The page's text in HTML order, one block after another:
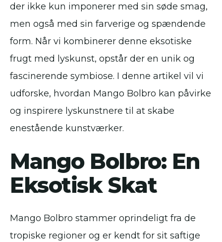
der ikke kun imponerer med sin søde smag,
men også med sin farverige og spændende
form. Når vi kombinerer denne eksotiske
frugt med lyskunst, opstår der en unik og
fascinerende symbiose. I denne artikel vil vi
udforske, hvordan Mango Bolbro kan påvirke
og inspirere lyskunstnere til at skabe
enestående kunstværker.
Mango Bolbro: En
Eksotisk Skat
Mango Bolbro stammer oprindeligt fra de
tropiske regioner og er kendt for sit saftige